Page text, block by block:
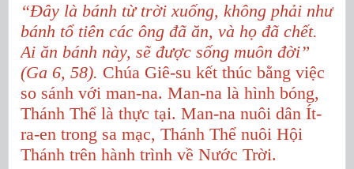
“Đây là bánh từ trời xuống, không phải như
bánh tổ tiên các ông đã ăn, và họ đã chết.
Ai ăn bánh này, sẽ được sống muôn đời”
(Ga 6, 58). Chúa Giê-su kết thúc bằng việc
so sánh với man-na. Man-na là hình bóng,
Thánh Thể là thực tại. Man-na nuôi dân Ít-
ra-en trong sa mạc, Thánh Thể nuôi Hội
Thánh trên hành trình về Nước Trời.